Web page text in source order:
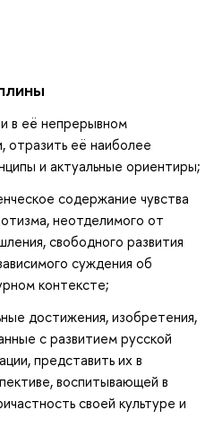
в её непрерывном
отразить её наиболее
и актуальные ориентиры;
содержание чувства
неотделимого от
свободного развития
суждения об
контексте;
достижения, изобретения,
с развитием русской
представить их в
воспитывающей в
своей культуре и